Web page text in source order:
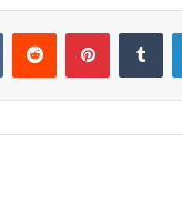
لينكدإن بينتيريست